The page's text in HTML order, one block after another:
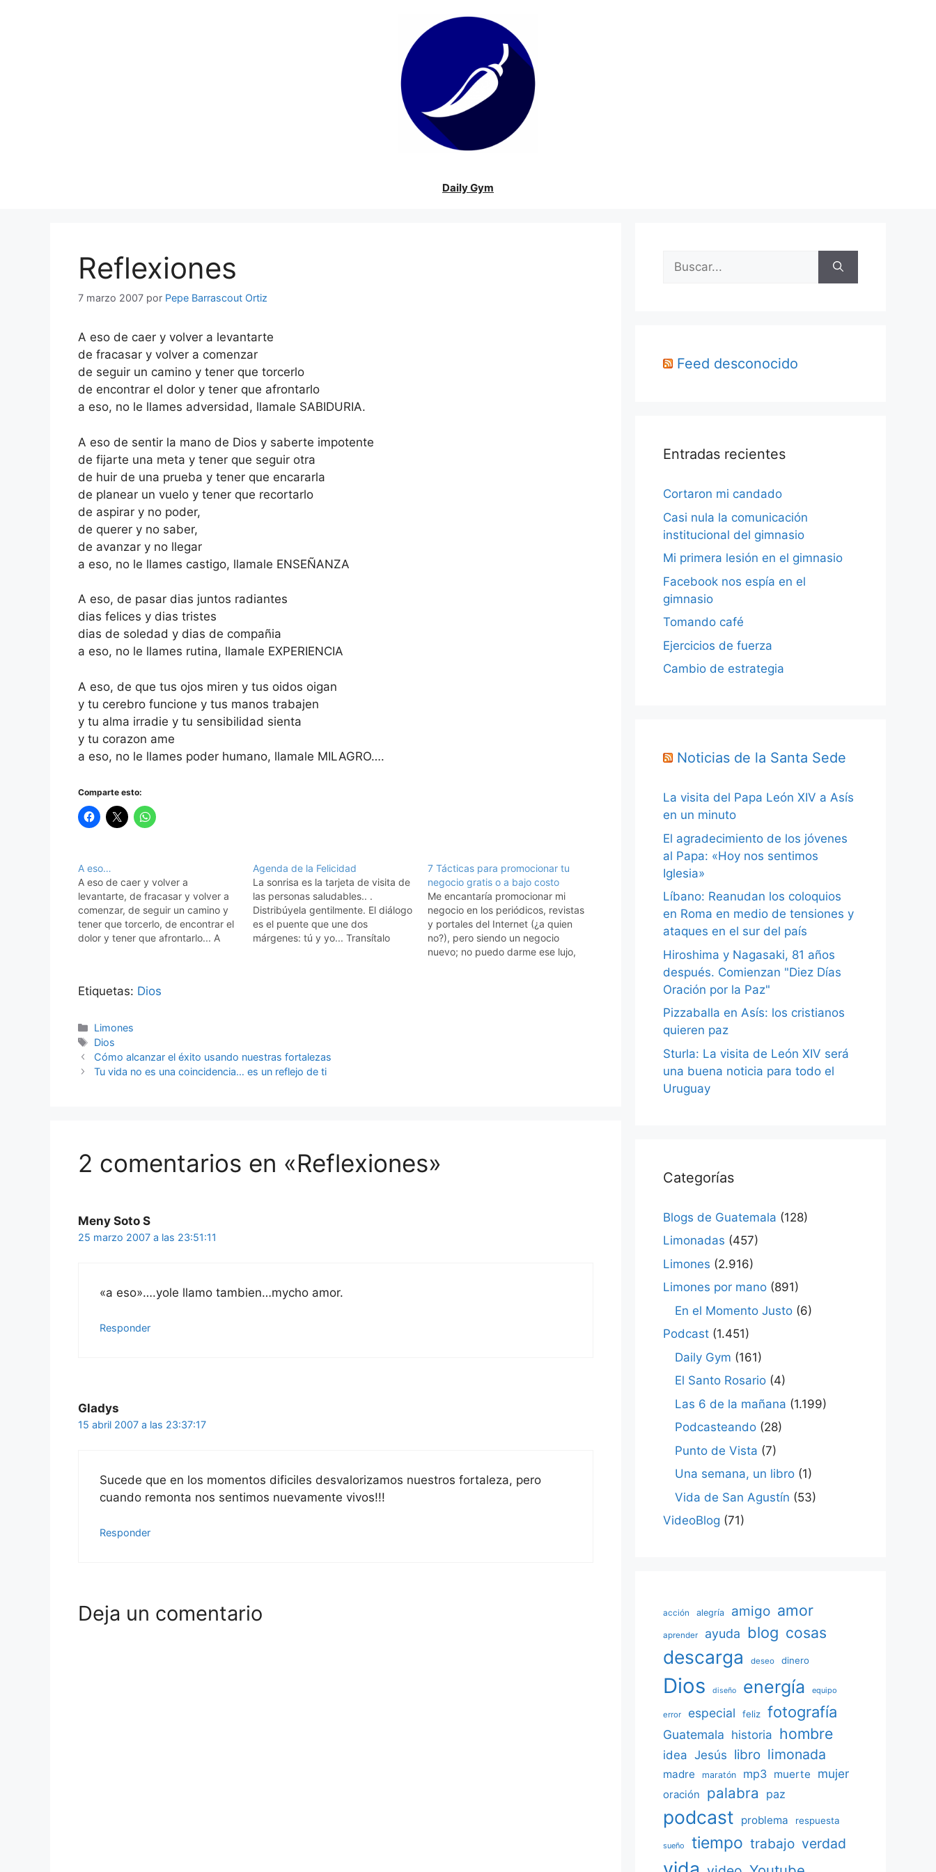
Daily Gym
Reflexiones
7 marzo 2007 por Pepe Barrascout Ortiz
A eso de caer y volver a levantarte
de fracasar y volver a comenzar
de seguir un camino y tener que torcerlo
de encontrar el dolor y tener que afrontarlo
a eso, no le llames adversidad, llamale SABIDURIA.
A eso de sentir la mano de Dios y saberte impotente
de fijarte una meta y tener que seguir otra
de huir de una prueba y tener que encararla
de planear un vuelo y tener que recortarlo
de aspirar y no poder,
de querer y no saber,
de avanzar y no llegar
a eso, no le llames castigo, llamale ENSEÑANZA
A eso, de pasar dias juntos radiantes
dias felices y dias tristes
dias de soledad y dias de compañia
a eso, no le llames rutina, llamale EXPERIENCIA
A eso, de que tus ojos miren y tus oidos oigan
y tu cerebro funcione y tus manos trabajen
y tu alma irradie y tu sensibilidad sienta
y tu corazon ame
a eso, no le llames poder humano, llamale MILAGRO….
Comparte esto:
A eso…
A eso de caer y volver a
levantarte, de fracasar y volver a
comenzar, de seguir un camino y
tener que torcerlo, de encontrar el
dolor y tener que afrontarlo... A
de…
Agenda de la Felicidad
La sonrisa es la tarjeta de visita de
las personas saludables.. .
Distribúyela gentilmente. El diálogo
es el puente que une dos
márgenes: tú y yo... Transítalo
7 Tácticas para promocionar tu
negocio gratis o a bajo costo
Me encantaría promocionar mi
negocio en los periódicos, revistas
y portales del Internet (¿a quien
no?), pero siendo un negocio
nuevo; no puedo darme ese lujo,
Etiquetas: Dios
Categorías
Limones
Etiquetas
Dios
Cómo alcanzar el éxito usando nuestras fortalezas
Tu vida no es una coincidencia… es un reflejo de ti
2 comentarios en «Reflexiones»
Meny Soto S
25 marzo 2007 a las 23:51:11
«a eso»….yole llamo tambien…mycho amor.
Responder
Gladys
15 abril 2007 a las 23:37:17
Sucede que en los momentos dificiles desvalorizamos nuestros fortaleza, pero
cuando remonta nos sentimos nuevamente vivos!!!
Responder
Deja un comentario
Buscar:
Feed desconocido
Entradas recientes
Cortaron mi candado
Casi nula la comunicación
institucional del gimnasio
Mi primera lesión en el gimnasio
Facebook nos espía en el
gimnasio
Tomando café
Ejercicios de fuerza
Cambio de estrategia
Noticias de la Santa Sede
La visita del Papa León XIV a Asís
en un minuto
El agradecimiento de los jóvenes
al Papa: «Hoy nos sentimos
Iglesia»
Líbano: Reanudan los coloquios
en Roma en medio de tensiones y
ataques en el sur del país
Hiroshima y Nagasaki, 81 años
después. Comienzan "Diez Días
Oración por la Paz"
Pizzaballa en Asís: los cristianos
quieren paz
Sturla: La visita de León XIV será
una buena noticia para todo el
Uruguay
Categorías
Blogs de Guatemala (128)
Limonadas (457)
Limones (2.916)
Limones por mano (891)
En el Momento Justo (6)
Podcast (1.451)
Daily Gym (161)
El Santo Rosario (4)
Las 6 de la mañana (1.199)
Podcasteando (28)
Punto de Vista (7)
Una semana, un libro (1)
Vida de San Agustín (53)
VideoBlog (71)
acción alegría amigo amor
aprender ayuda blog cosas
descarga deseo dinero
Dios diseño energía equipo
error especial feliz fotografía
Guatemala historia hombre
idea Jesús libro limonada
madre maratón mp3 muerte mujer
oración palabra paz
podcast problema respuesta
sueño tiempo trabajo verdad